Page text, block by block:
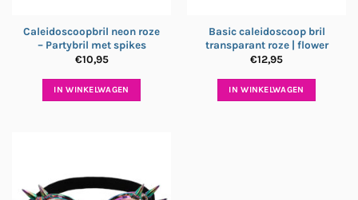
Caleidoscoopbril neon roze
– Partybril met spikes
€10,95
IN WINKELWAGEN
Basic caleidoscoop bril
transparant roze | flower
€12,95
IN WINKELWAGEN